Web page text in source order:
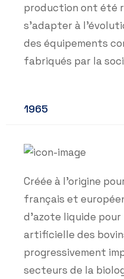
production ont été
s’adapter à
des équipements
fabriqués par la
1965
Créée à l’origine
français et
d’azote liquide pour
artificielle des
progressivement
secteurs de la